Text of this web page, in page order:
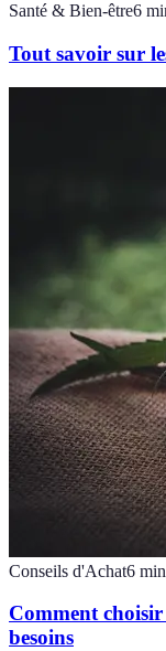
Santé & Bien-être6
Tout savoir sur
Conseils d'Achat6 min
Comment
besoins